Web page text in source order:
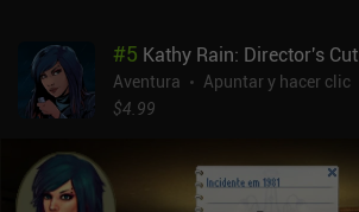
#5 Kathy Rain: Director's Cut
Aventura
Apuntar y hacer clic
$4.99